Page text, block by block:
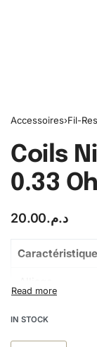
Accessoires›Fil-
Coils
0.33
د.م.20.00
Caractéristique
Résistance
IN STOCK